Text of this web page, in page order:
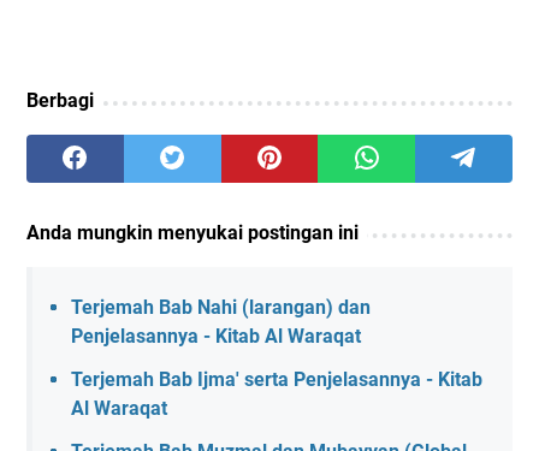
Berbagi
Anda mungkin menyukai postingan ini
Terjemah Bab Nahi (larangan) dan
Penjelasannya - Kitab Al Waraqat
Terjemah Bab Ijma' serta Penjelasannya - Kitab
Al Waraqat